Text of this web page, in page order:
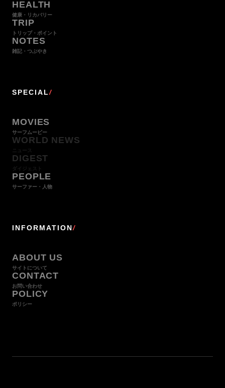
HEALTH
健康・リカバリー
TRIP
トリップ・ポイント
NOTES
雑記・つぶやき
SPECIAL/
MOVIES
サーフムービー
WORLD NEWS
ニュース
DIGEST
ダイジェスト
PEOPLE
サーファー・人物
INFORMATION/
ABOUT US
サイトについて
CONTACT
お問い合わせ
POLICY
ポリシー